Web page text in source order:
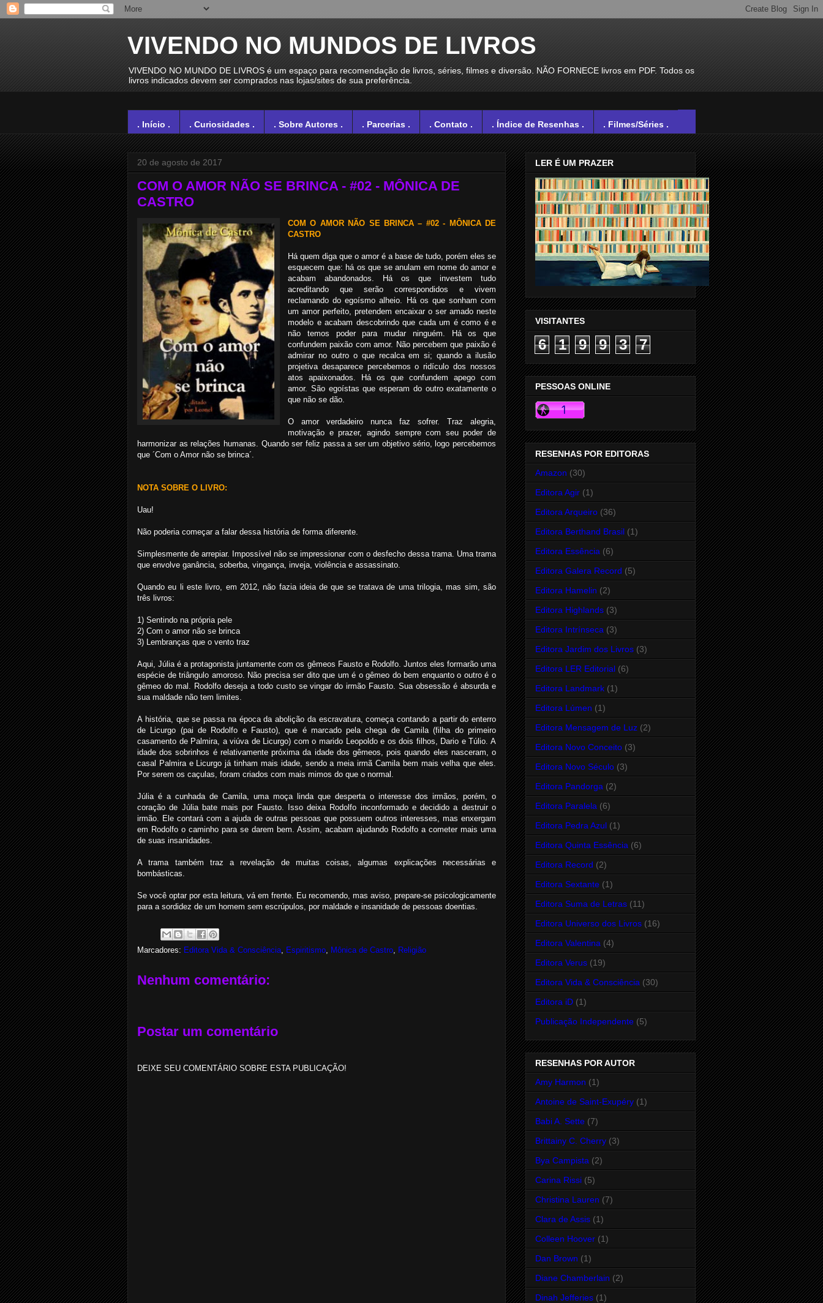
VIVENDO NO MUNDOS DE LIVROS
VIVENDO NO MUNDO DE LIVROS é um espaço para recomendação de livros, séries, filmes e diversão. NÃO FORNECE livros em PDF. Todos os
livros indicados devem ser comprados nas lojas/sites de sua preferência.
. Início . . Curiosidades . . Sobre Autores . . Parcerias . . Contato . . Índice de Resenhas . . Filmes/Séries .
20 de agosto de 2017
COM O AMOR NÃO SE BRINCA - #02 - MÔNICA DE
CASTRO
COM O AMOR NÃO SE BRINCA – #02 - MÔNICA DE
CASTRO
Há quem diga que o amor é a base de tudo, porém eles se
esquecem que: há os que se anulam em nome do amor e
acabam abandonados. Há os que investem tudo
acreditando que serão correspondidos e vivem
reclamando do egoísmo alheio. Há os que sonham com
um amor perfeito, pretendem encaixar o ser amado neste
modelo e acabam descobrindo que cada um é como é e
não temos poder para mudar ninguém. Há os que
confundem paixão com amor. Não percebem que paixão é
admirar no outro o que recalca em si; quando a ilusão
projetiva desaparece percebemos o ridículo dos nossos
atos apaixonados. Há os que confundem apego com
amor. São egoístas que esperam do outro exatamente o
que não se dão.
O amor verdadeiro nunca faz sofrer. Traz alegria,
motivação e prazer, agindo sempre com seu poder de
harmonizar as relações humanas. Quando ser feliz passa a ser um objetivo sério, logo percebemos
que ´Com o Amor não se brinca´.
NOTA SOBRE O LIVRO:
Uau!
Não poderia começar a falar dessa história de forma diferente.
Simplesmente de arrepiar. Impossível não se impressionar com o desfecho dessa trama. Uma trama
que envolve ganância, soberba, vingança, inveja, violência e assassinato.
Quando eu li este livro, em 2012, não fazia ideia de que se tratava de uma trilogia, mas sim, são
três livros:
1) Sentindo na própria pele
2) Com o amor não se brinca
3) Lembranças que o vento traz
Aqui, Júlia é a protagonista juntamente com os gêmeos Fausto e Rodolfo. Juntos eles formarão uma
espécie de triângulo amoroso. Não precisa ser dito que um é o gêmeo do bem enquanto o outro é o
gêmeo do mal. Rodolfo deseja a todo custo se vingar do irmão Fausto. Sua obsessão é absurda e
sua maldade não tem limites.
A história, que se passa na época da abolição da escravatura, começa contando a partir do enterro
de Licurgo (pai de Rodolfo e Fausto), que é marcado pela chega de Camila (filha do primeiro
casamento de Palmira, a viúva de Licurgo) com o marido Leopoldo e os dois filhos, Dario e Túlio. A
idade dos sobrinhos é relativamente próxima da idade dos gêmeos, pois quando eles nasceram, o
casal Palmira e Licurgo já tinham mais idade, sendo a meia irmã Camila bem mais velha que eles.
Por serem os caçulas, foram criados com mais mimos do que o normal.
Júlia é a cunhada de Camila, uma moça linda que desperta o interesse dos irmãos, porém, o
coração de Júlia bate mais por Fausto. Isso deixa Rodolfo inconformado e decidido a destruir o
irmão. Ele contará com a ajuda de outras pessoas que possuem outros interesses, mas enxergam
em Rodolfo o caminho para se darem bem. Assim, acabam ajudando Rodolfo a cometer mais uma
de suas insanidades.
A trama também traz a revelação de muitas coisas, algumas explicações necessárias e
bombásticas.
Se você optar por esta leitura, vá em frente. Eu recomendo, mas aviso, prepare-se psicologicamente
para a sordidez de um homem sem escrúpulos, por maldade e insanidade de pessoas doentias.
Marcadores: Editora Vida & Consciência, Espiritismo, Mônica de Castro, Religião
Nenhum comentário:
Postar um comentário
DEIXE SEU COMENTÁRIO SOBRE ESTA PUBLICAÇÃO!
LER É UM PRAZER
VISITANTES
6 1 9 9 3 7
PESSOAS ONLINE
RESENHAS POR EDITORAS
Amazon (30)
Editora Agir (1)
Editora Arqueiro (36)
Editora Berthand Brasil (1)
Editora Essência (6)
Editora Galera Record (5)
Editora Hamelin (2)
Editora Highlands (3)
Editora Intrínseca (3)
Editora Jardim dos Livros (3)
Editora LER Editorial (6)
Editora Landmark (1)
Editora Lúmen (1)
Editora Mensagem de Luz (2)
Editora Novo Conceito (3)
Editora Novo Século (3)
Editora Pandorga (2)
Editora Paralela (6)
Editora Pedra Azul (1)
Editora Quinta Essência (6)
Editora Record (2)
Editora Sextante (1)
Editora Suma de Letras (11)
Editora Universo dos Livros (16)
Editora Valentina (4)
Editora Verus (19)
Editora Vida & Consciência (30)
Editora iD (1)
Publicação Independente (5)
RESENHAS POR AUTOR
Amy Harmon (1)
Antoine de Saint-Exupéry (1)
Babi A. Sette (7)
Brittainy C. Cherry (3)
Bya Campista (2)
Carina Rissi (5)
Christina Lauren (7)
Clara de Assis (1)
Colleen Hoover (1)
Dan Brown (1)
Diane Chamberlain (2)
Dinah Jefferies (1)